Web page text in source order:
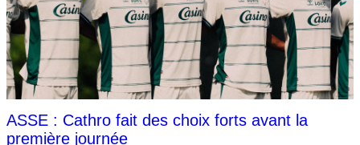
ASSE : Cathro fait des choix forts avant la
première journée